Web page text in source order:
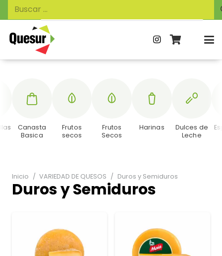
de
productos
Buscar:
Inicio / VARIEDAD DE QUESOS / Duros y Semiduros
Duros y Semiduros
Canasta
Basica
Frutos
secos
Frutos
Secos
Harinas
Dulces de
Leche